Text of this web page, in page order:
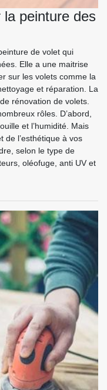
peinture des
de volet qui
Elle a une maitrise
sur les volets comme la
et réparation. La
rénovation de volets.
rôles. D’abord,
et l’humidité. Mais
de l’esthétique à vos
selon le type de
oléofuge, anti UV et